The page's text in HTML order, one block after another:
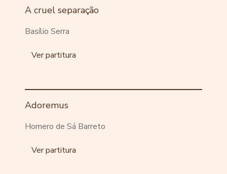
A cruel separação
Basílio Serra
Ver partitura
Adoremus
Homero de Sá Barreto
Ver partitura